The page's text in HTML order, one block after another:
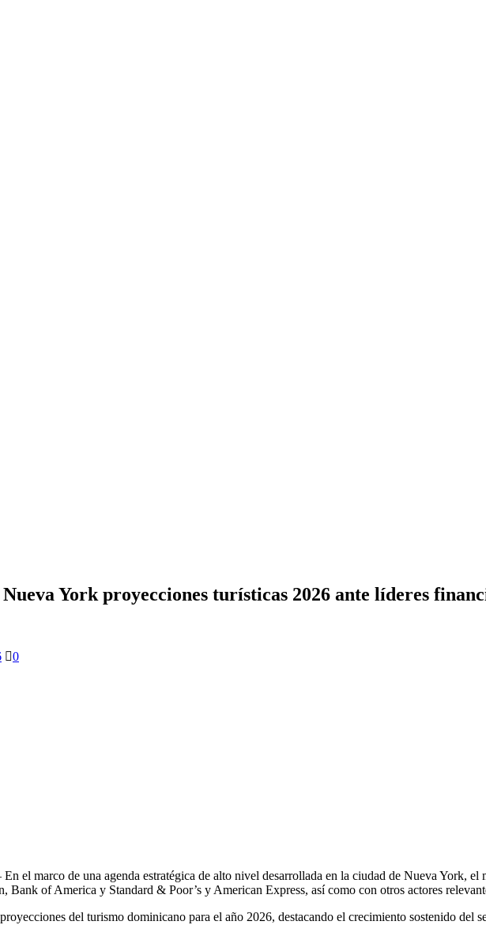
York proyecciones turísticas 2026 ante líderes
0
el marco de una agenda estratégica de alto nivel desarrollada en la ciudad de Nueva York,
Bank of America y Standard & Poor’s y American Express, así como con otros actores
del turismo dominicano para el año 2026, destacando el crecimiento sostenido del